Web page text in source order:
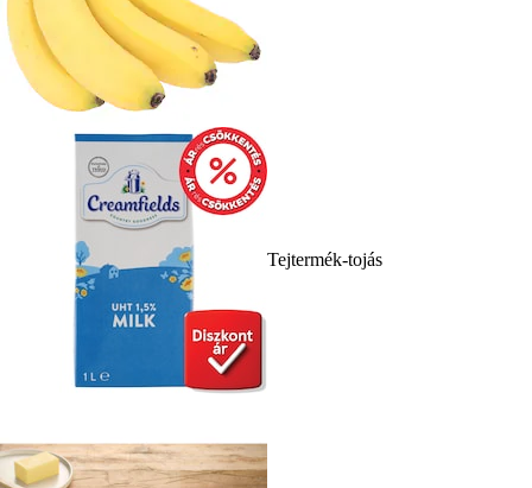
Tejtermék-tojás